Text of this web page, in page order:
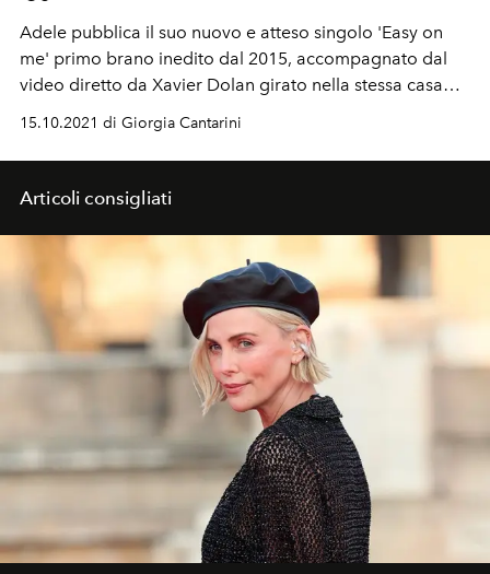
Adele pubblica il suo nuovo e atteso singolo 'Easy on
me' primo brano inedito dal 2015, accompagnato dal
video diretto da Xavier Dolan girato nella stessa casa
15.10.2021 di Giorgia Cantarini
Articoli consigliati